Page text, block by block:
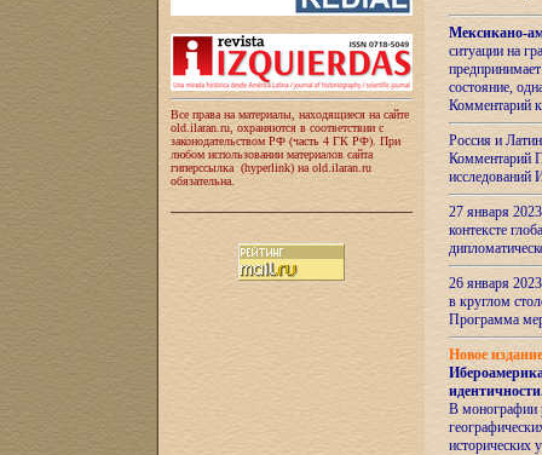
Все права на материалы, находящиеся на сайте
old.ilaran.ru, охраняются в соответствии с
законодательством РФ (часть 4 ГК РФ). При
любом использовании материалов сайта
гиперссылка (hyperlink) на old.ilaran.ru
обязательна.
Мексикано-
ситуации на
состояние,
Комментарий
Россия и
Комментарий
27 января
контексте
26 января
в круглом
Программа
Новое
идентичности
В монографии
исторических